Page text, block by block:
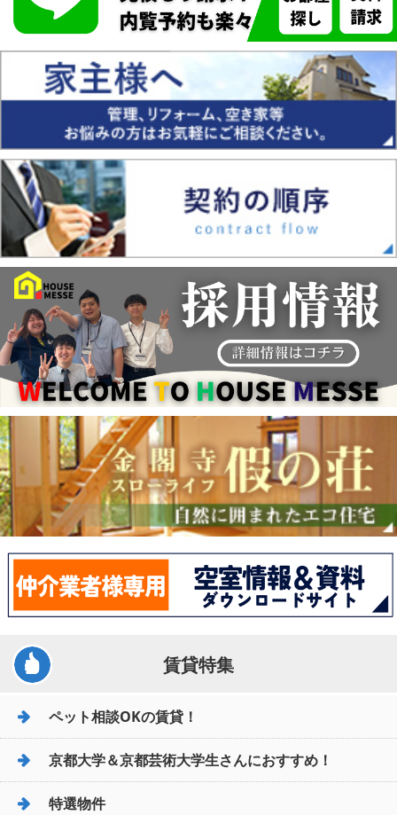
賃貸特集
ペット相談OKの賃貸！
京都大学＆京都芸術大学生さんにおすすめ！
特選物件